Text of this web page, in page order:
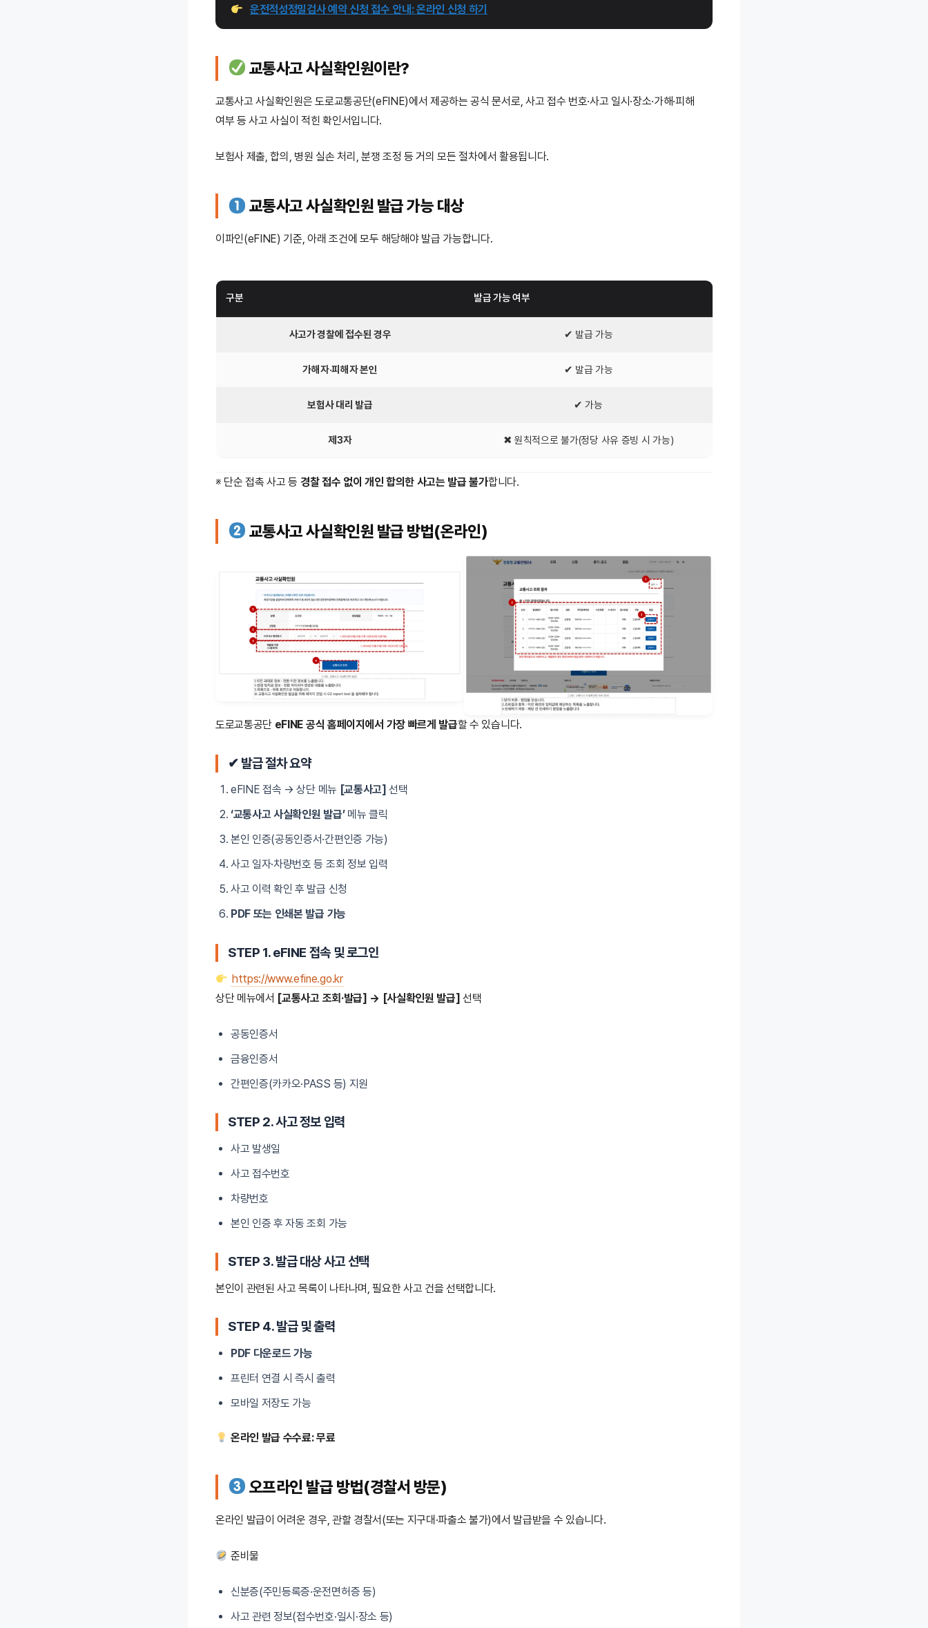
운전적성정밀검사 예약 신청 접수 안내: 온라인 신청 하기
교통사고 사실확인원이란?
교통사고 사실확인원은 도로교통공단(eFINE)에서 제공하는 공식 문서로, 사고 접수 번호·사고 일시·장소·가해·피해
여부 등 사고 사실이 적힌 확인서입니다.
보험사 제출, 합의, 병원 실손 처리, 분쟁 조정 등 거의 모든 절차에서 활용됩니다.
교통사고 사실확인원 발급 가능 대상
이파인(eFINE) 기준, 아래 조건에 모두 해당해야 발급 가능합니다.
구분 발급 가능 여부
사고가 경찰에 접수된 경우 ✔ 발급 가능
가해자·피해자 본인 ✔ 발급 가능
보험사 대리 발급 ✔ 가능
제3자 ✖ 원칙적으로 불가(정당 사유 증빙 시 가능)
※ 단순 접촉 사고 등 경찰 접수 없이 개인 합의한 사고는 발급 불가합니다.
교통사고 사실확인원 발급 방법(온라인)
도로교통공단 eFINE 공식 홈페이지에서 가장 빠르게 발급할 수 있습니다.
✔ 발급 절차 요약
eFINE 접속 → 상단 메뉴 [교통사고] 선택
‘교통사고 사실확인원 발급’메뉴 클릭
본인 인증(공동인증서·간편인증 가능)
사고 일자·차량번호 등 조회 정보 입력
사고 이력 확인 후 발급 신청
PDF 또는 인쇄본 발급 가능
STEP 1. eFINE 접속 및 로그인
https://www.efine.go.kr
상단 메뉴에서 [교통사고 조회·발급] → [사실확인원 발급] 선택
공동인증서
금융인증서
간편인증(카카오·PASS 등) 지원
STEP 2. 사고 정보 입력
사고 발생일
사고 접수번호
차량번호
본인 인증 후 자동 조회 가능
STEP 3. 발급 대상 사고 선택
본인이 관련된 사고 목록이 나타나며, 필요한 사고 건을 선택합니다.
STEP 4. 발급 및 출력
PDF 다운로드 가능
프린터 연결 시 즉시 출력
모바일 저장도 가능
온라인 발급 수수료: 무료
오프라인 발급 방법(경찰서 방문)
온라인 발급이 어려운 경우, 관할 경찰서(또는 지구대·파출소 불가)에서 발급받을 수 있습니다.
준비물
신분증(주민등록증·운전면허증 등)
사고 관련 정보(접수번호·일시·장소 등)